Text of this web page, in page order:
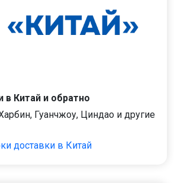
в Китай и обратно
Гуанчжоу, Циндао и другие
доставки в Китай